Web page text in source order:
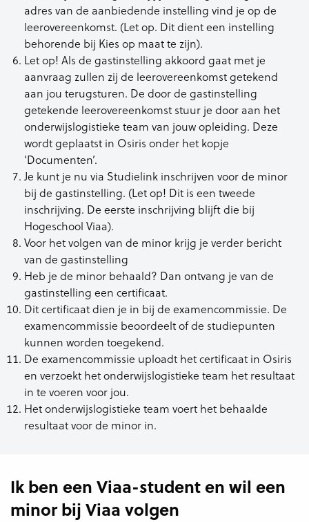
adres van de aanbiedende instelling vind je op de
leerovereenkomst. (Let op. Dit dient een instelling
behorende bij Kies op maat te zijn).
Let op! Als de gastinstelling akkoord gaat met je
aanvraag zullen zij de leerovereenkomst getekend
aan jou terugsturen. De door de gastinstelling
getekende leerovereenkomst stuur je door aan het
onderwijslogistieke team van jouw opleiding. Deze
wordt geplaatst in Osiris onder het kopje
‘Documenten’.
Je kunt je nu via Studielink inschrijven voor de minor
bij de gastinstelling. (Let op! Dit is een tweede
inschrijving. De eerste inschrijving blijft die bij
Hogeschool Viaa).
Voor het volgen van de minor krijg je verder bericht
van de gastinstelling
Heb je de minor behaald? Dan ontvang je van de
gastinstelling een certificaat.
Dit certificaat dien je in bij de examencommissie. De
examencommissie beoordeelt of de studiepunten
kunnen worden toegekend.
De examencommissie uploadt het certificaat in Osiris
en verzoekt het onderwijslogistieke team het resultaat
in te voeren voor jou.
Het onderwijslogistieke team voert het behaalde
resultaat voor de minor in.
Ik ben een Viaa-student en wil een
minor bij Viaa volgen